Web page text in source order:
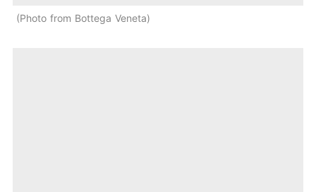
Photo from Bottega Veneta